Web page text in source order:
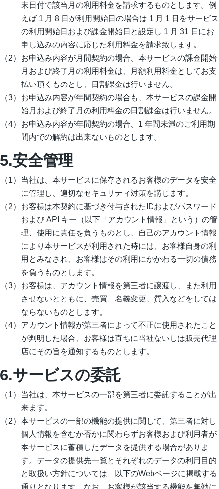
末日付で該当月の利用料金を請求するものとします。例
えば 1 月 8 日が利用開始日の場合は 1 月 1 日をサービス
の利用開始日および課金開始日と設定し 1 月 31 日にお
申し込みの内容に応じた利用料金を請求致します。
お申込み内容が月間契約の場合、本サービスの課金開始
月および終了月の利用料金は、月額利用料金としてお支
払い頂くものとし、日割課金は行いません。
お申込み内容が年間契約の場合も、本サービスの課金開
始月および終了月の利用料金の日割課金は行いません。
お申込み内容が年間契約の場合、1 年間未満のご利用期
間内での解約は出来ないものとします。
5.安全管理
当社は、本サービスに保存されるお客様のデータを安全
に管理し、適切なセキュリティ対策を講じます。
お客様は本契約に基づき付与されたIDおよびパスワード
および API キー（以下「アカウント情報」という）の管
理、使用に責任を負うものとし、自己のアカウント情報
により本サービスが利用された時には、お客様自身の利
用とみなされ、お客様はその利用にかかわる一切の債務
を負うものとします。
お客様は、アカウント情報を第三者に譲渡し、また利用
させないとともに、売買、名義変更、質入などをしては
ならないものとします。
アカウント情報が第三者によって不正に使用されたこと
が判明した場合、お客様は直ちに当社ないしは販売代理
店にその旨を通知するものとします。
6.サービスの委託
当社は、本サービスの一部を第三者に委託することが出
来ます。
本サービスの一部の機能の提供に関して、第三者に対し
個人情報を含むか否かに関わらずお客様および利用者が
本サービスに蓄積したデータを提供する場合がありま
す。データの提供先一覧とそれぞれのデータの利用目的
と取扱い方針については、以下のWebページに掲載する
通りとなります。なお、お客様が該当する機能を無効に